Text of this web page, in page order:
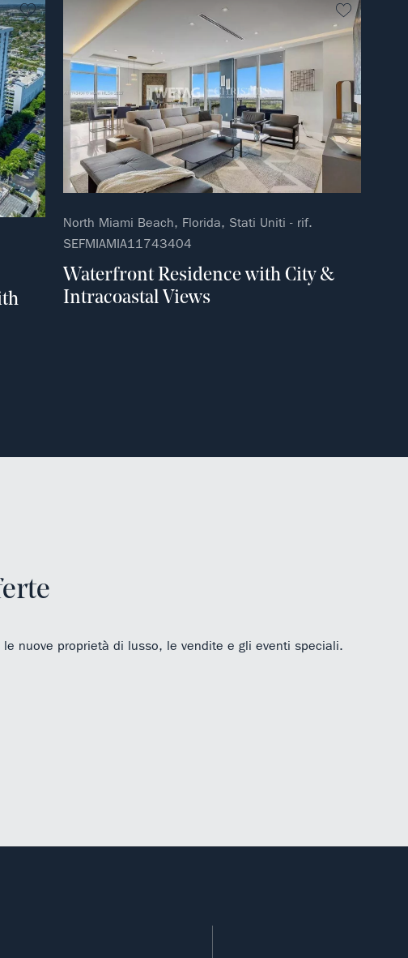
Non preferito Non
North Miami Beach, Florida, Stati Uniti - rif.
SEFMIAMIA11743404
Waterfront Residence with City &
Intracoastal Views
nuove proprietà di lusso, le vendite e gli eventi speciali.